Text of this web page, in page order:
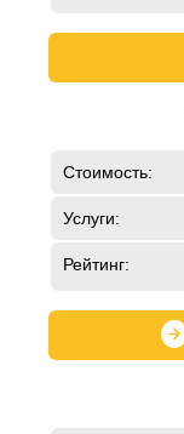
Стоимость:
Услуги:
Рейтинг: